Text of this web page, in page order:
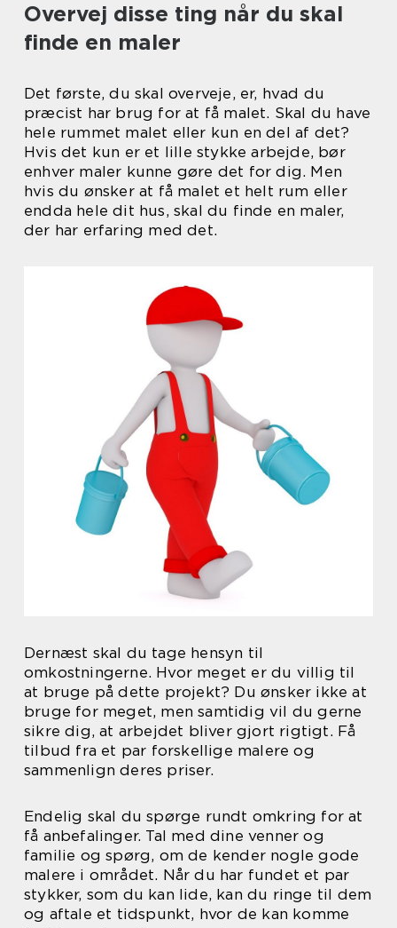
Overvej disse ting når du skal
finde en maler
Det første, du skal overveje, er, hvad du
præcist har brug for at få malet. Skal du have
hele rummet malet eller kun en del af det?
Hvis det kun er et lille stykke arbejde, bør
enhver maler kunne gøre det for dig. Men
hvis du ønsker at få malet et helt rum eller
endda hele dit hus, skal du finde en maler,
der har erfaring med det.
Dernæst skal du tage hensyn til
omkostningerne. Hvor meget er du villig til
at bruge på dette projekt? Du ønsker ikke at
bruge for meget, men samtidig vil du gerne
sikre dig, at arbejdet bliver gjort rigtigt. Få
tilbud fra et par forskellige malere og
sammenlign deres priser.
Endelig skal du spørge rundt omkring for at
få anbefalinger. Tal med dine venner og
familie og spørg, om de kender nogle gode
malere i området. Når du har fundet et par
stykker, som du kan lide, kan du ringe til dem
og aftale et tidspunkt, hvor de kan komme